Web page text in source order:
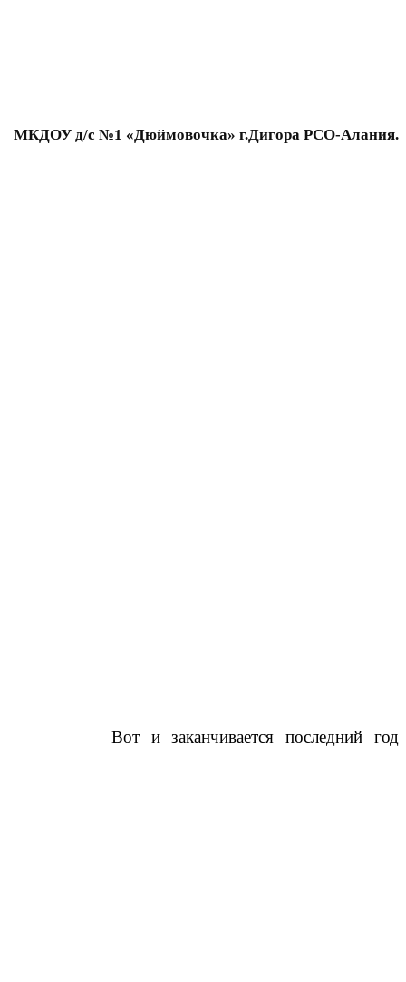
МКДОУ д/с №1 «Дюймовочка» г.Дигора РСО-Алания.
Вот и заканчивается последний год